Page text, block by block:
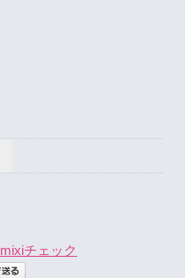
mixiチェック